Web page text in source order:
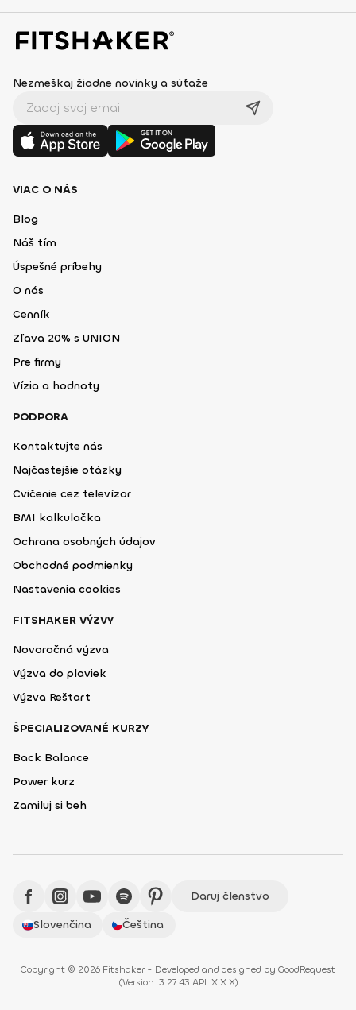
Nezmeškaj žiadne novinky a súťaže
VIAC O NÁS
Blog
Náš tím
Úspešné príbehy
O nás
Cenník
Zľava 20% s UNION
Pre firmy
Vízia a hodnoty
PODPORA
Kontaktujte nás
Najčastejšie otázky
Cvičenie cez televízor
BMI kalkulačka
Ochrana osobných údajov
Obchodné podmienky
Nastavenia cookies
FITSHAKER VÝZVY
Novoročná výzva
Výzva do plaviek
Výzva Reštart
ŠPECIALIZOVANÉ KURZY
Back Balance
Power kurz
Zamiluj si beh
Daruj členstvo
Slovenčina
Čeština
Copyright © 2026 Fitshaker - Developed and designed by GoodRequest
(Version: 3.27.43 API: X.X.X)